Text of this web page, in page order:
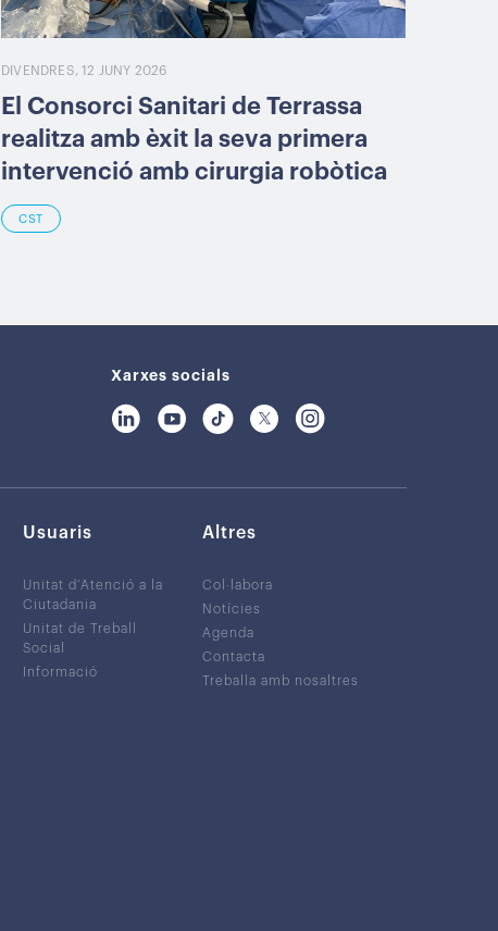
DIVENDRES, 12 JUNY 2026
El Consorci Sanitari de Terrassa
realitza amb èxit la seva primera
intervenció amb cirurgia robòtica
CST
Xarxes socials
Usuaris
Unitat d’Atenció a la
Ciutadania
Unitat de Treball
Social
Informació
Altres
Col·labora
Notícies
Agenda
Contacta
Treballa amb nosaltres